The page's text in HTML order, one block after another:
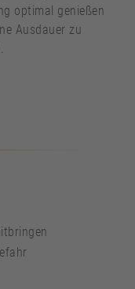
optimal genießen
Ausdauer zu